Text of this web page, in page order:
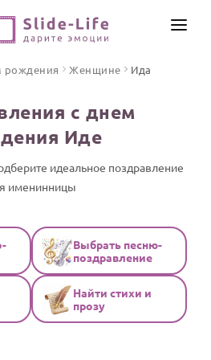
рождения Женщине Ида
с днем
Иде
идеальное поздравление
именинницы
Выбрать песню-
поздравление
Найти стихи и
прозу